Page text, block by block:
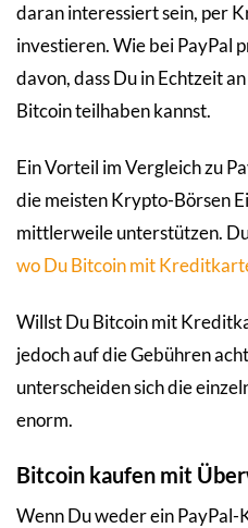
daran interessiert sein, per
investieren. Wie bei PayPal
davon, dass Du in Echtzeit
Bitcoin teilhaben kannst.
Ein Vorteil im Vergleich zu
die meisten Krypto-Börsen
mittlerweile unterstützen.
wo Du Bitcoin mit
Willst Du Bitcoin mit
jedoch auf die Gebühren
unterscheiden sich die
enorm.
Bitcoin kaufen mit
Wenn Du weder ein